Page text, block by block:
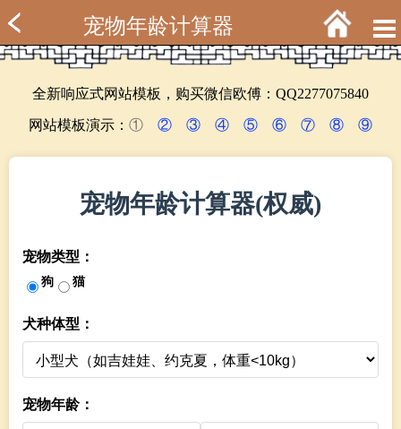
宠物年龄计算器
全新响应式网站模板，购买微信欧傅：QQ2277075840
网站模板演示： ① ② ③ ④ ⑤ ⑥ ⑦ ⑧ ⑨
宠物年龄计算器(权威)
宠物类型：
狗 猫
犬种体型：
宠物年龄：